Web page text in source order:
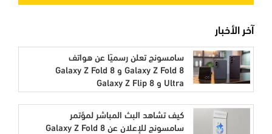
آخر الأخبار
سامسونج تعلن رسميًا عن هواتف
Galaxy Z Fold 8 و Galaxy Z Fold 8
Ultra و Galaxy Z Flip 8
كيف تشاهد البث المباشر لمؤتمر
سامسونج للإعلان عن Galaxy Z Fold 8